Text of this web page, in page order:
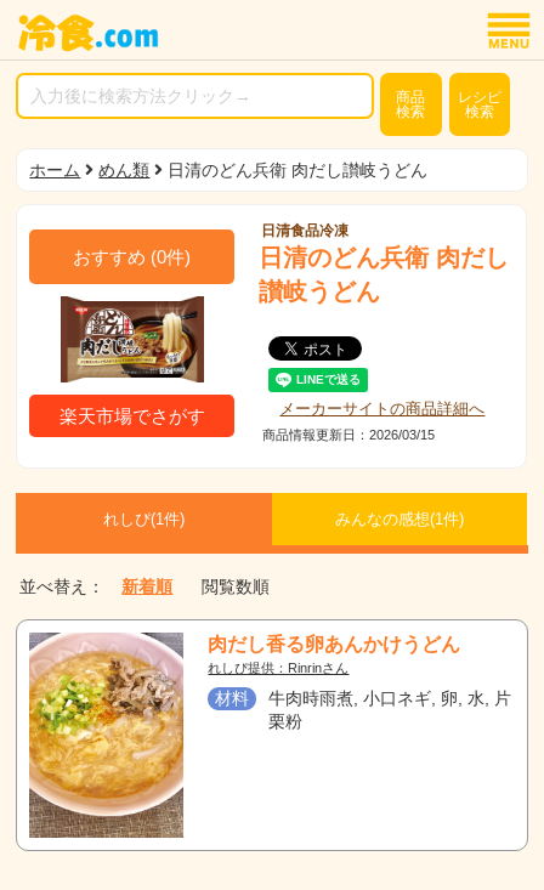
商品
検索
レシピ
検索
ホーム めん類 日清のどん兵衛 肉だし讃岐うどん
おすすめ (0件)
楽天市場でさがす
日清食品冷凍
日清のどん兵衛 肉だし
讃岐うどん
メーカーサイトの商品詳細へ
商品情報更新日：2026/03/15
れしぴ(1件) みんなの感想(1件)
並べ替え： 新着順 閲覧数順
肉だし香る卵あんかけうどん
れしぴ提供：Rinrinさん
材料
牛肉時雨煮, 小口ネギ, 卵, 水, 片
栗粉